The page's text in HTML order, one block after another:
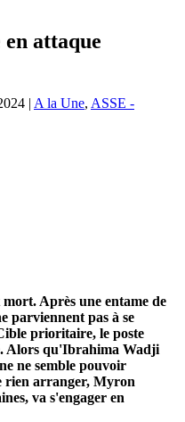
attaque
| A la Une, ASSE -
Après une entame de
parviennent pas à se
prioritaire, le poste
Alors qu'Ibrahima Wadji
ne semble pouvoir
rien arranger, Myron
va s'engager en